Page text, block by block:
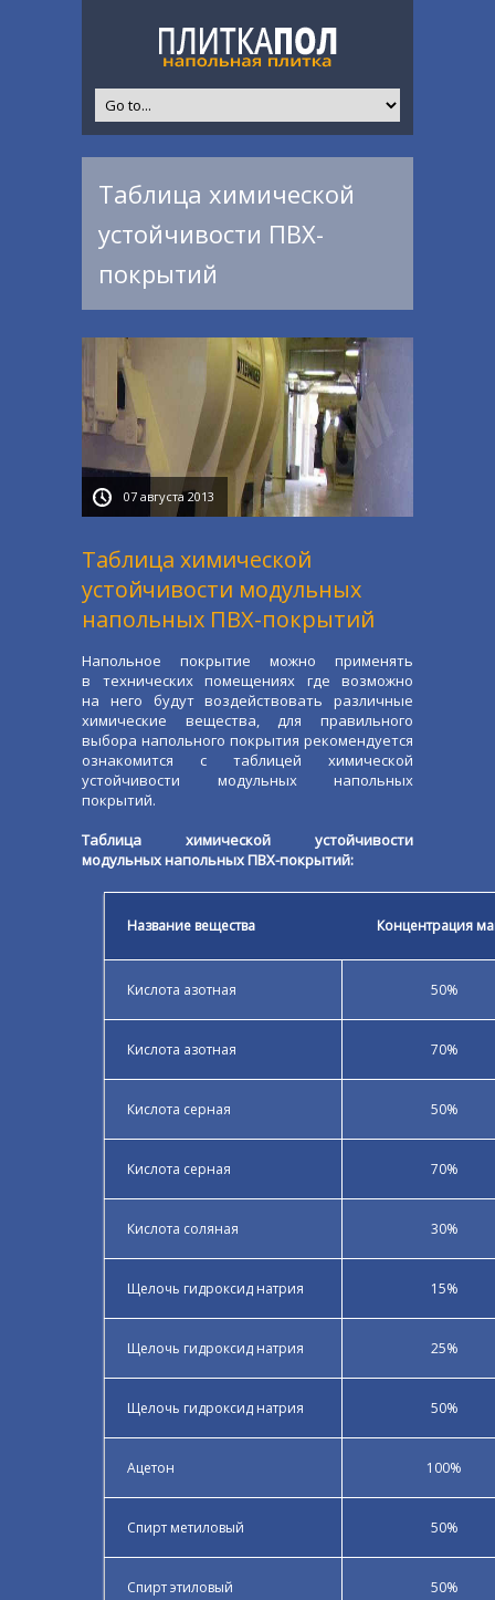
Таблица химической
устойчивости ПВХ-
покрытий
07 августа 2013
Таблица химической
устойчивости модульных
напольных ПВХ-покрытий
Напольное покрытие можно применять
в технических помещениях где возможно
на него будут воздействовать различные
химические вещества, для правильного
выбора напольного покрытия рекомендуется
ознакомится с таблицей химической
устойчивости модульных напольных
покрытий.
Таблица химической устойчивости
модульных напольных ПВХ-покрытий:
Название вещества Концентрация
Кислота азотная 50%
Кислота азотная 70%
Кислота серная 50%
Кислота серная 70%
Кислота соляная 30%
Щелочь гидроксид натрия 15%
Щелочь гидроксид натрия 25%
Щелочь гидроксид натрия 50%
Ацетон 100%
Спирт метиловый 50%
Спирт этиловый 50%